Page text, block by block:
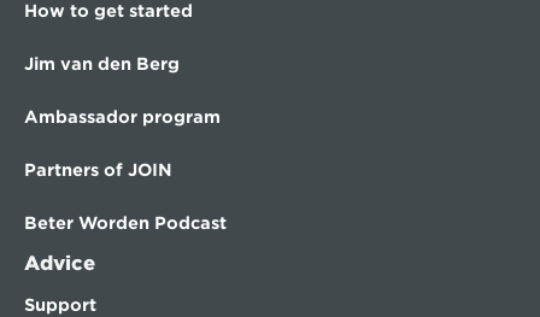
How to get started
Jim van den Berg
Ambassador program
Partners of JOIN
Beter Worden Podcast
Advice
Support